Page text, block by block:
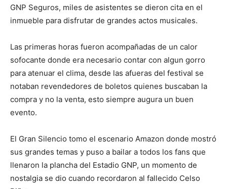
GNP Seguros, miles de asistentes se dieron cita en el
inmueble para disfrutar de grandes actos musicales.
Las primeras horas fueron acompañadas de un calor
sofocante donde era necesario contar con algun gorro
para atenuar el clima, desde las afueras del festival se
notaban revendedores de boletos quienes buscaban la
compra y no la venta, esto siempre augura un buen
evento.
El Gran Silencio tomo el escenario Amazon donde mostró
sus grandes temas y puso a bailar a todos los fans que
llenaron la plancha del Estadio GNP, un momento de
nostalgia se dio cuando recordaron al fallecido Celso